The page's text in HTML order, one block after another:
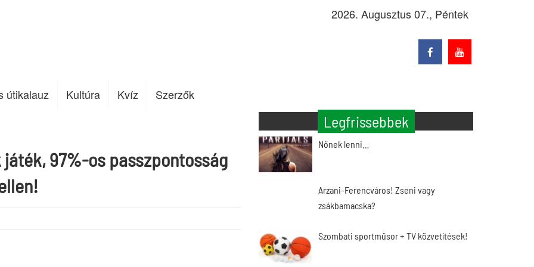
2026. Augusztus 07., Péntek
útikalauz Kultúra Kvíz Szerzők
97%-os passzpontosság
Legfrissebbek
Nőnek lenni…
Arzani-Ferencváros! Zseni vagy
zsákbamacska?
Szombati sportműsor + TV közvetítések!